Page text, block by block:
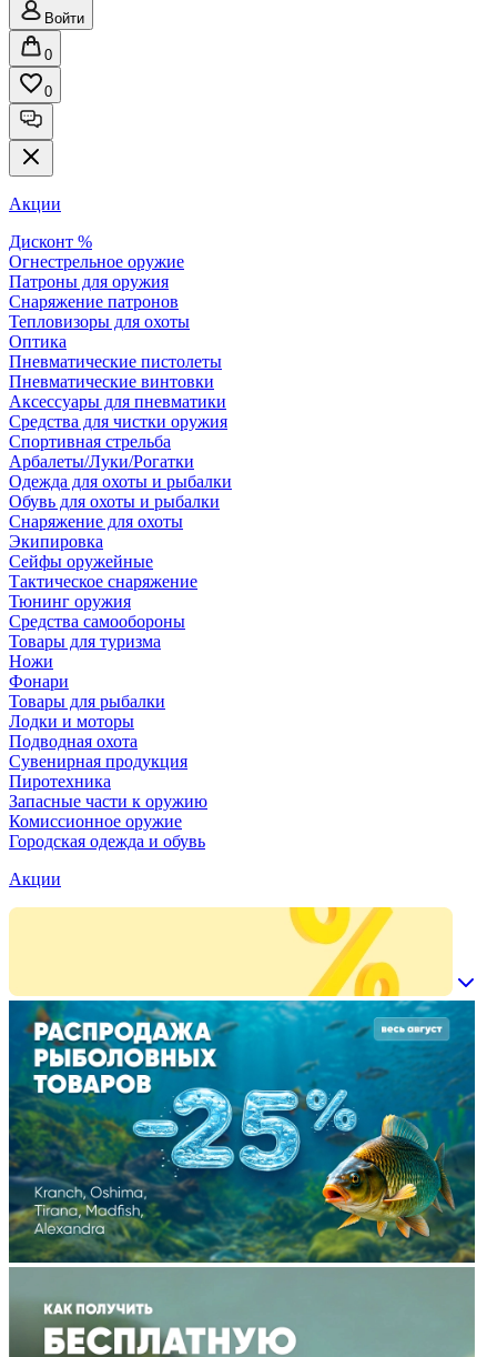
Войти
0
0
Акции
Дисконт %
Огнестрельное оружие
Патроны для оружия
Снаряжение патронов
Тепловизоры для охоты
Оптика
Пневматические пистолеты
Пневматические винтовки
Аксессуары для пневматики
Средства для чистки оружия
Спортивная стрельба
Арбалеты/Луки/Рогатки
Одежда для охоты и рыбалки
Обувь для охоты и рыбалки
Снаряжение для охоты
Экипировка
Сейфы оружейные
Тактическое снаряжение
Тюнинг оружия
Средства самообороны
Товары для туризма
Ножи
Фонари
Товары для рыбалки
Лодки и моторы
Подводная охота
Сувенирная продукция
Пиротехника
Запасные части к оружию
Комиссионное оружие
Городская одежда и обувь
Акции